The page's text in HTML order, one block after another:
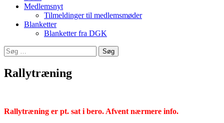
Medlemsnyt
Tilmeldinger til medlemsmøder
Blanketter
Blanketter fra DGK
Søg
efter:
Rallytræning
Rallytræning er pt. sat i bero. Afvent nærmere info.